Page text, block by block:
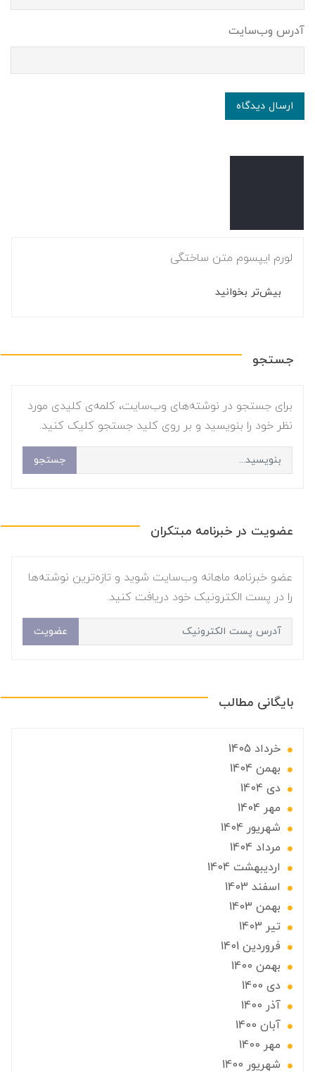
آدرس وب‌سایت
ارسال دیدگاه
لورم ایپسوم متن ساختگی
بیش‌تر بخوانید
جستجو
برای جستجو در نوشته‌های وب‌سایت، کلمه‌ی کلیدی مورد
نظر خود را بنویسید و بر روی کلید جستجو کلیک کنید.
جستجو
عضویت در خبرنامه مبتکران
عضو خبرنامه ماهانه وب‌سایت شوید و تازه‌ترین نوشته‌ها
را در پست الکترونیک خود دریافت کنید.
عضویت
بایگانی مطالب
خرداد 1405
بهمن 1404
دی 1404
مهر 1404
شهریور 1404
مرداد 1404
ارديبهشت 1404
اسفند 1403
بهمن 1403
تير 1403
فروردین 1401
بهمن 1400
دی 1400
آذر 1400
آبان 1400
مهر 1400
شهریور 1400